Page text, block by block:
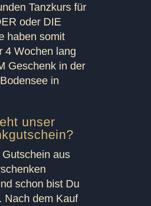
Tanzkurs für
oder DIE
haben somit
4 Wochen lang
Geschenk in der
in
unser
aus
schon bist Du
Nach dem Kauf